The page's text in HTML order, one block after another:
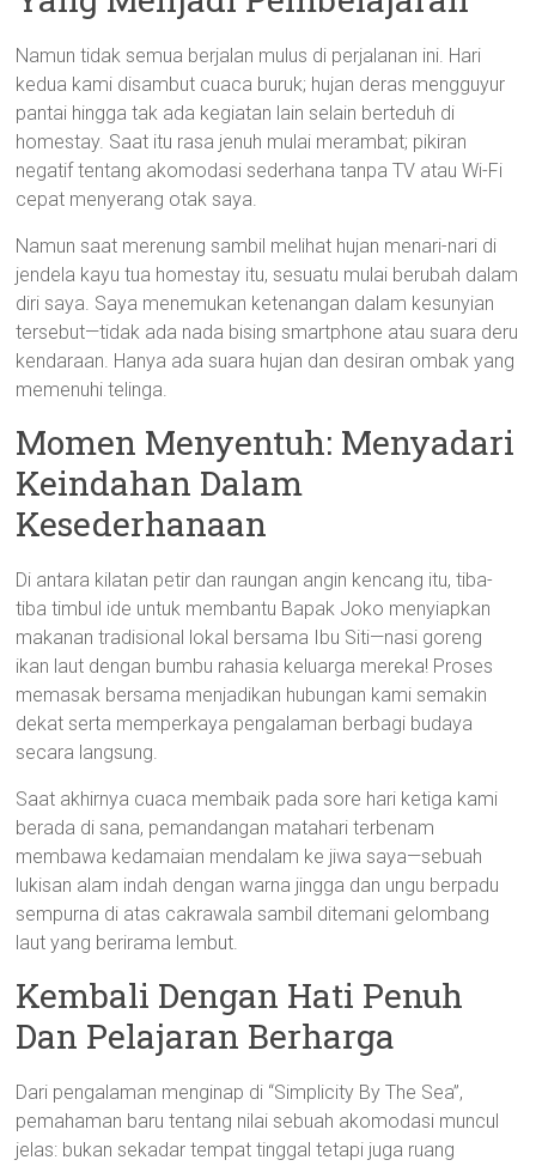
Namun tidak semua berjalan mulus di perjalanan ini. Hari
kedua kami disambut cuaca buruk; hujan deras mengguyur
pantai hingga tak ada kegiatan lain selain berteduh di
homestay. Saat itu rasa jenuh mulai merambat; pikiran
negatif tentang akomodasi sederhana tanpa TV atau Wi-Fi
cepat menyerang otak saya.
Namun saat merenung sambil melihat hujan menari-nari di
jendela kayu tua homestay itu, sesuatu mulai berubah dalam
diri saya. Saya menemukan ketenangan dalam kesunyian
tersebut—tidak ada nada bising smartphone atau suara deru
kendaraan. Hanya ada suara hujan dan desiran ombak yang
memenuhi telinga.
Momen Menyentuh: Menyadari
Keindahan Dalam
Kesederhanaan
Di antara kilatan petir dan raungan angin kencang itu, tiba-
tiba timbul ide untuk membantu Bapak Joko menyiapkan
makanan tradisional lokal bersama Ibu Siti—nasi goreng
ikan laut dengan bumbu rahasia keluarga mereka! Proses
memasak bersama menjadikan hubungan kami semakin
dekat serta memperkaya pengalaman berbagi budaya
secara langsung.
Saat akhirnya cuaca membaik pada sore hari ketiga kami
berada di sana, pemandangan matahari terbenam
membawa kedamaian mendalam ke jiwa saya—sebuah
lukisan alam indah dengan warna jingga dan ungu berpadu
sempurna di atas cakrawala sambil ditemani gelombang
laut yang berirama lembut.
Kembali Dengan Hati Penuh
Dan Pelajaran Berharga
Dari pengalaman menginap di “Simplicity By The Sea”,
pemahaman baru tentang nilai sebuah akomodasi muncul
jelas: bukan sekadar tempat tinggal tetapi juga ruang